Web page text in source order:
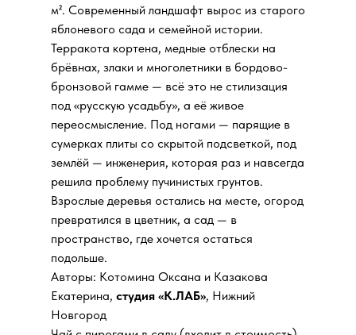
м². Современный ландшафт вырос из старого
яблоневого сада и семейной истории.
Терракота кортена, медные отблески на
брёвнах, злаки и многолетники в бордово-
бронзовой гамме — всё это не стилизация
под «русскую усадьбу», а её живое
переосмысление. Под ногами — парящие в
сумерках плиты со скрытой подсветкой, под
землёй — инженерия, которая раз и навсегда
решила проблему пучинистых грунтов.
Взрослые деревья остались на месте, огород
превратился в цветник, а сад — в
пространство, где хочется остаться
подольше.
Авторы: Котомина Оксана и Казакова
Екатерина, студия «К.ЛАБ», Нижний
Новгород